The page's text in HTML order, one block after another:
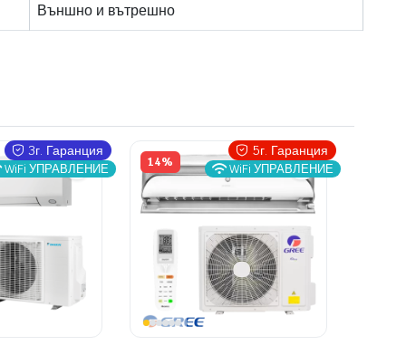
Външно и вътрешно
3г. Гаранция
WiFi УПРАВЛЕНИЕ 14%
5г. Гаранция
WiFi УПРАВЛЕНИЕ